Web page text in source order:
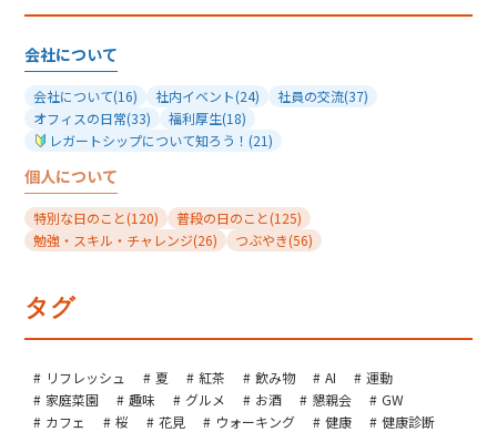
会社について
会社について(16) 社内イベント(24) 社員の交流(37)
オフィスの日常(33) 福利厚生(18)
レガートシップについて知ろう！ (21)
個人について
特別な日のこと(120) 普段の日のこと(125)
勉強・スキル・チャレンジ(26) つぶやき(56)
タグ
リフレッシュ 夏 紅茶 飲み物 AI
運動
家庭菜園
趣味 グルメ お酒 懇親会
GW
カフェ
桜 花見 ウォーキング 健康
健康診断